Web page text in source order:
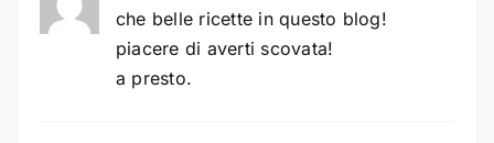
che belle ricette in questo blog!
piacere di averti scovata!
a presto.